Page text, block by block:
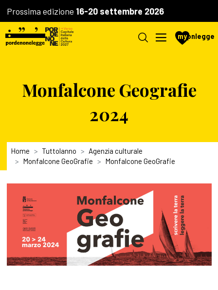
Prossima edizione 16-20 settembre 2026
mypnlegge
Monfalcone Geografie
2024
Home Tuttolanno
Agenzia culturale
Monfalcone GeoGrafie
Monfalcone GeoGrafie